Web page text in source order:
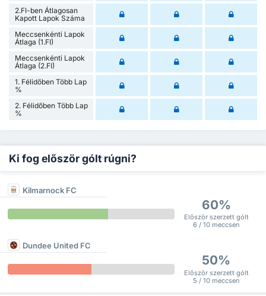
2.FI-ben Átlagosan
Kapott Lapok Száma
Meccsenkénti Lapok
Átlaga (1.FI)
Meccsenkénti Lapok
Átlaga (2.FI)
1. Félidőben Több Lap
%
2. Félidőben Több Lap
%
Ki fog először gólt rúgni?
Kilmarnock FC
60%
Először szerzett gólt
6 / 10 meccsen
Dundee United FC
50%
Először szerzett gólt
5 / 10 meccsen